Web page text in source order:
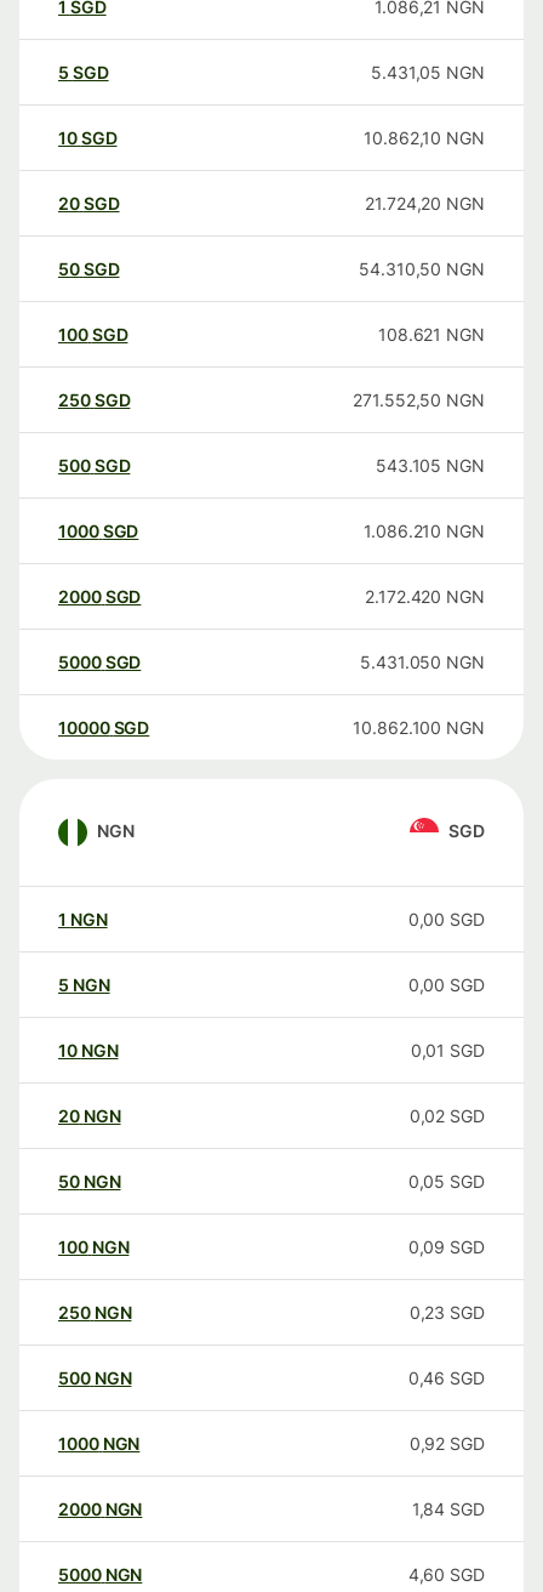
1 SGD 1.086,21 NGN
5 SGD 5.431,05 NGN
10SGD 10.862,10 NGN
20SGD 21.724,20 NGN
50SGD 54.310,50 NGN
100SGD 108.621 NGN
250SGD 271.552,50 NGN
500SGD 543.105 NGN
1000SGD 1.086.210 NGN
2000SGD 2.172.420 NGN
5000SGD 5.431.050 NGN
10000 SGD 10.862.100 NGN
NGN SGD
1 NGN 0,00 SGD
5 NGN 0,00 SGD
10 NGN 0,01 SGD
20 NGN 0,02 SGD
50 NGN 0,05 SGD
100 NGN 0,09 SGD
250 NGN 0,23 SGD
500 NGN 0,46 SGD
1000 NGN 0,92 SGD
2000 NGN 1,84 SGD
5000 NGN 4,60 SGD